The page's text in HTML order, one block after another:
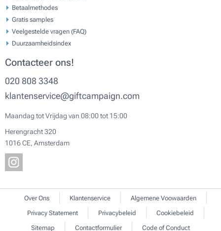
Betaalmethodes
Gratis samples
Veelgestelde vragen (FAQ)
Duurzaamheidsindex
Contacteer ons!
020 808 3348
klantenservice@giftcampaign.com
Maandag tot Vrijdag van 08:00 tot 15:00
Herengracht 320
1016 CE, Amsterdam
Over Ons Klantenservice
Algemene Voowaarden
Privacy Statement
Privacybeleid
Cookiebeleid
Sitemap
Contactformulier Code of Conduct